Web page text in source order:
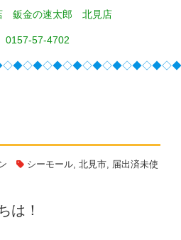
鈑金の速太郎 北見店
57-4702
シーモール 北見市
届出済未使
は！